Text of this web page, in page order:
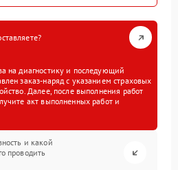
на диагностику и последующий
заказ-наряд с указанием страховых
Далее, после выполнения работ
акт выполненных работ и
и какой
проводить